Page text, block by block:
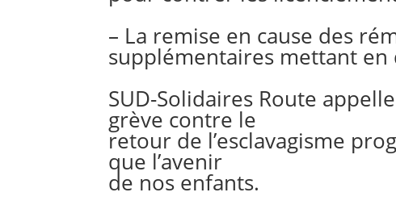
– La remise en cause des
supplémentaires mettant
SUD-Solidaires Route
grève contre le
retour de l’esclavagisme
que l’avenir
de nos enfants.